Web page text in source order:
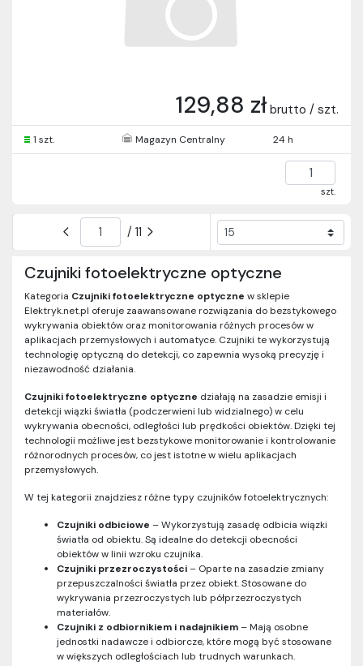
129,88 zł brutto / szt.
1 szt. Magazyn Centralny 24 h
szt.
/ 11
Czujniki fotoelektryczne optyczne
Kategoria Czujniki fotoelektryczne optyczne w sklepie
Elektryk.net.pl oferuje zaawansowane rozwiązania do bezstykowego
wykrywania obiektów oraz monitorowania różnych procesów w
aplikacjach przemysłowych i automatyce. Czujniki te wykorzystują
technologię optyczną do detekcji, co zapewnia wysoką precyzję i
niezawodność działania.
Czujniki fotoelektryczne optyczne działają na zasadzie emisji i
detekcji wiązki światła (podczerwieni lub widzialnego) w celu
wykrywania obecności, odległości lub prędkości obiektów. Dzięki tej
technologii możliwe jest bezstykowe monitorowanie i kontrolowanie
różnorodnych procesów, co jest istotne w wielu aplikacjach
przemysłowych.
W tej kategorii znajdziesz różne typy czujników fotoelektrycznych:
Czujniki odbiciowe – Wykorzystują zasadę odbicia wiązki
światła od obiektu. Są idealne do detekcji obecności
obiektów w linii wzroku czujnika.
Czujniki przezroczystości– Oparte na zasadzie zmiany
przepuszczalności światła przez obiekt. Stosowane do
wykrywania przezroczystych lub półprzezroczystych
materiałów.
Czujniki z odbiornikiem i nadajnikiem– Mają osobne
jednostki nadawcze i odbiorcze, które mogą być stosowane
w większych odległościach lub trudnych warunkach.